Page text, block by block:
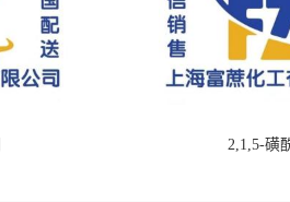
2,1,5-磺